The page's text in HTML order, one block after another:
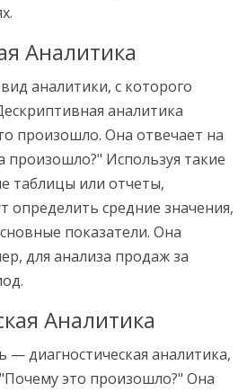
Аналитика
аналитики, с которого
аналитика
произошло. Она отвечает на
произошло?" Используя такие
таблицы или отчеты,
определить средние значения,
показатели. Она
для анализа продаж за
Аналитика
диагностическая аналитика,
это произошло?" Она